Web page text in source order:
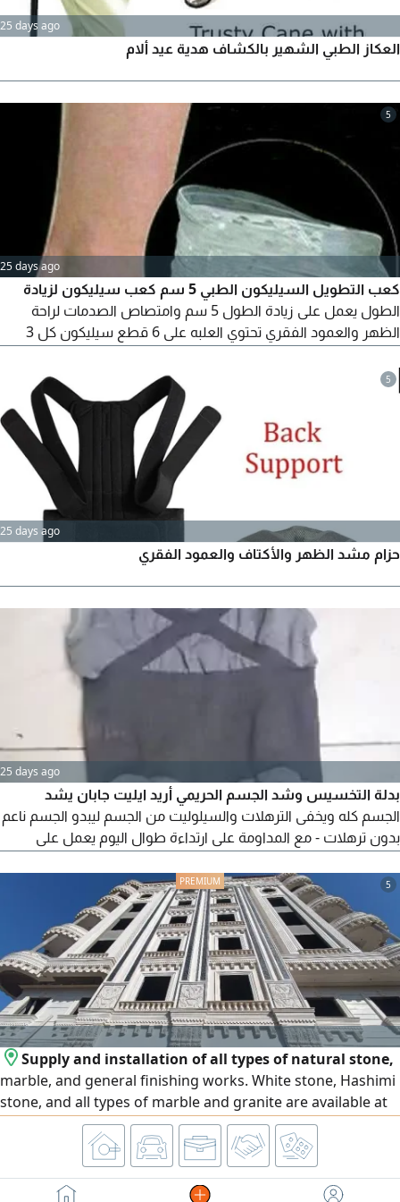
25 days ago
العكاز الطبي الشهير بالكشاف هدية عيد ألام
5
25 days ago
كعب التطويل السيليكون الطبي 5 سم كعب سيليكون لزيادة
الطول يعمل على زيادة الطول 5 سم وامتصاص الصدمات لراحة
الظهر والعمود الفقري تحتوي العلبه على 6 قطع سيليكون كل 3
سنتيمتر لراحة القدمين مصنوع من مادة السيليكون المرنة لتخفيف
آلام كعب القدم ويعمل على تخفيف حدة الالم أثناء الحركة من خلال
امتصاص وتخفيف مادة السيليكون للضغط الواقع على كعب القدم
5
25 days ago
حزام مشد الظهر والأكتاف والعمود الفقري
25 days ago
بدلة التخسيس وشد الجسم الحريمي أريد ايليت جابان يشد
الجسم كله ويخفى الترهلات والسيلوليت من الجسم ليبدو الجسم ناعم
بدون ترهلات - مع المداومة على ارتداءة طوال اليوم يعمل على
الشعور بالشبع بسرعة ولا يسمح بامتلاء المعدة وذلك مع ممارسة
رياضة بسيطة ولو المشي بانتظام يوميا واتباع نظام غذائي سليم فإنك
تحصلين ليس فقط على وزن مثالي بل جسم صحي وقوام رياضي
5
Supply and installation of all types of natural stone,
marble, and general finishing works. White stone, Hashimi
stone, and all types of marble and granite are available at
the lowest prices. We operate in Egypt and the United Arab
Emirates, and export is available to all Arab countries.